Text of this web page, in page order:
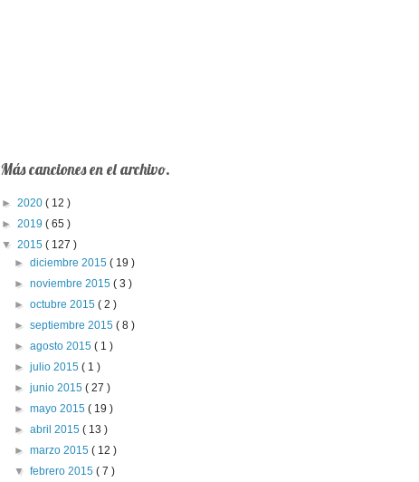
Más canciones en el archivo.
► 2020 ( 12 )
► 2019 ( 65 )
▼ 2015 ( 127 )
►diciembre 2015( 19 )
►noviembre 2015( 3 )
►octubre 2015( 2 )
►septiembre 2015( 8 )
►agosto 2015( 1 )
►julio 2015( 1 )
►junio 2015( 27 )
►mayo 2015( 19 )
►abril 2015( 13 )
►marzo 2015( 12 )
▼febrero 2015( 7 )